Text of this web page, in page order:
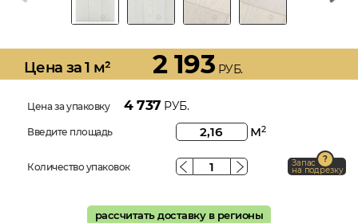
Цена за 1 м² 2 193 РУБ.
Цена за упаковку 4 737 РУБ.
Введите площадь м2
Количество упаковок Запас
на подрезку
рассчитать доставку в регионы